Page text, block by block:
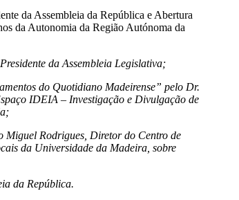
da Assembleia da República e Abertura
da Autonomia da Região Autónoma da
da Assembleia Legislativa;
do Quotidiano Madeirense” pelo Dr.
IDEIA – Investigação e Divulgação de
Miguel Rodrigues, Diretor do Centro de
da Universidade da Madeira, sobre
da República.